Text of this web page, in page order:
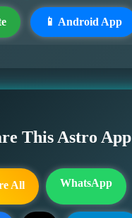
📱 Android App
This Astro App
All WhatsApp